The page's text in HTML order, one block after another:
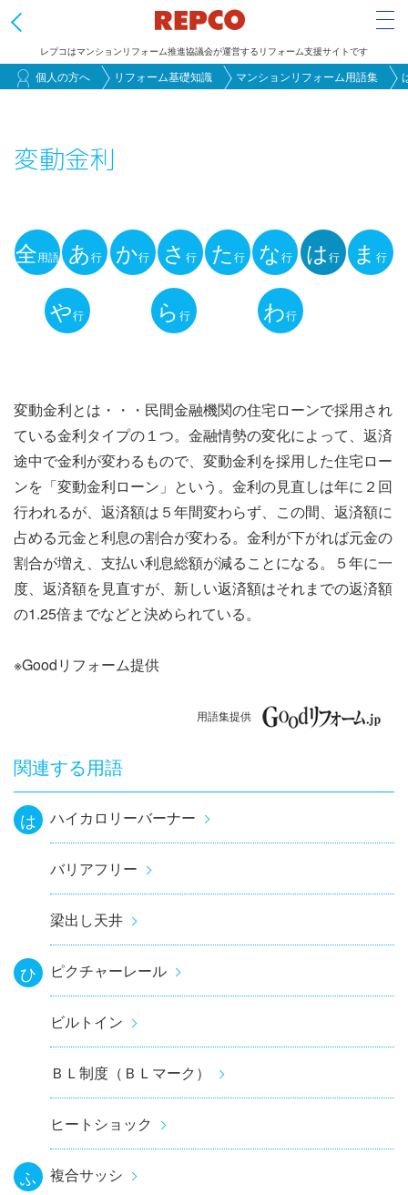
レプコはマンションリフォーム推進協議会が運営するリフォーム支援サイトです
個人の方へ リフォーム基礎知識 マンションリフォーム用語集
変動金利
用
ナ
ビ
ゲ
ー
シ
ョ
ン
全用語 あ行 か行 さ行 た 行 な行 は行 ま行
や行 ら 行 わ行
変動金利とは・・・民間金融機関の住宅ローンで採用され
ている金利タイプの１つ。金融情勢の変化によって、返済
途中で金利が変わるもので、変動金利を採用した住宅ロー
ンを「変動金利ローン」という。金利の見直しは年に２回
行われるが、返済額は５年間変わらず、この間、返済額に
占める元金と利息の割合が変わる。金利が下がれば元金の
割合が増え、支払い利息総額が減ることになる。５年に一
度、返済額を見直すが、新しい返済額はそれまでの返済額
の1.25倍までなどと決められている。
※Goodリフォーム提供
用語集提供
関連する用語
は ハイカロリーバーナー
バリアフリー
梁出し天井
ひ ピクチャーレール
ビルトイン
ＢＬ制度（ＢＬマーク）
ヒートショック
ふ 複合サッシ